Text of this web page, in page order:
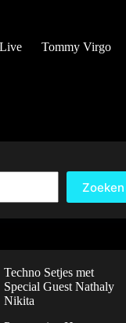
Live Tommy Virgo
Zoeken
Techno Setjes met
Special Guest Nathaly
Nikita